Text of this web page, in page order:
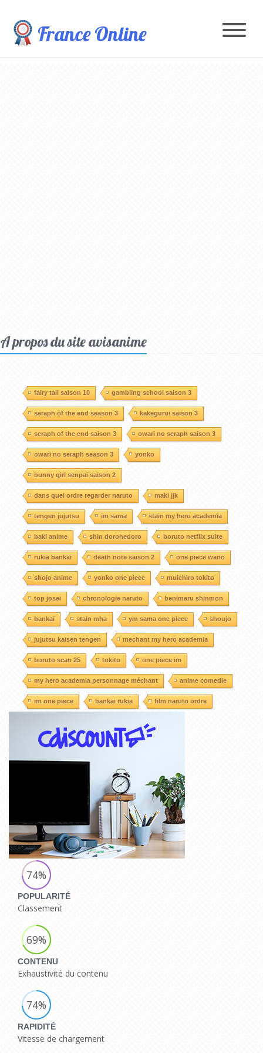
France Online
A propos du site avisanime
fairy tail saison 10 gambling school saison 3
seraph of the end season 3 kakegurui saison 3
seraph of the end saison 3 owari no seraph saison 3
owari no seraph season 3 yonko
bunny girl senpai saison 2
dans quel ordre regarder naruto maki jjk
tengen jujutsu im sama stain my hero academia
baki anime shin dorohedoro boruto netflix suite
rukia bankai death note saison 2 one piece wano
shojo anime yonko one piece muichiro tokito
top josei chronologie naruto benimaru shinmon
bankai stain mha ym sama one piece shoujo
jujutsu kaisen tengen mechant my hero academia
boruto scan 25 tokito one piece im
my hero academia personnage méchant anime comedie
im one piece bankai rukia film naruto ordre
74%
POPULARITÉ
Classement
69%
CONTENU
Exhaustivité du contenu
74%
RAPIDITÉ
Vitesse de chargement